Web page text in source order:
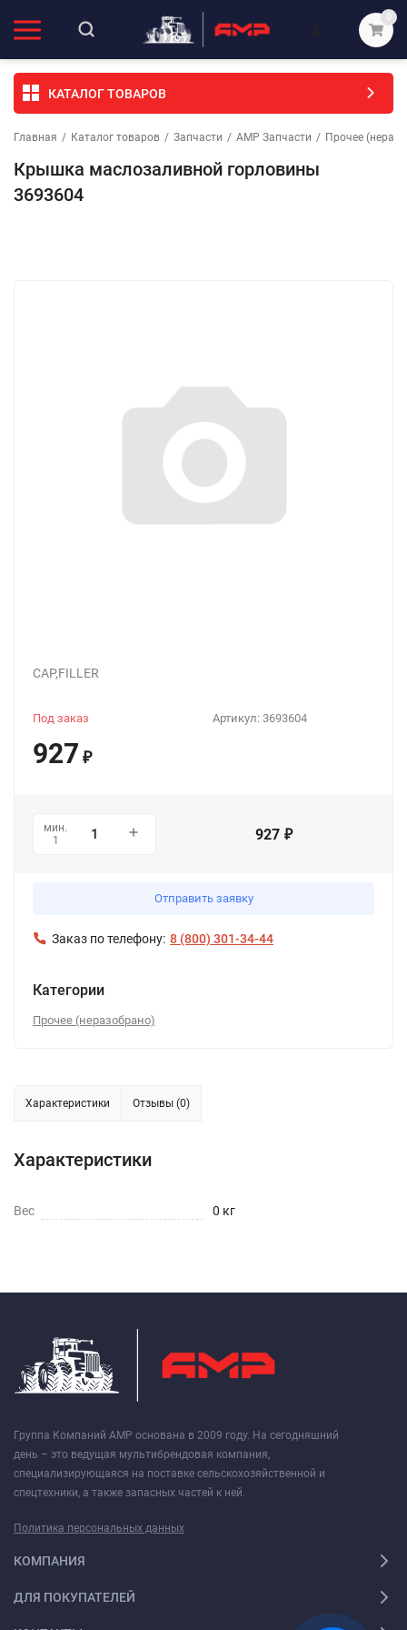
0
КАТАЛОГ ТОВАРОВ
Главная / Каталог товаров / Запчасти / АМР Запчасти / Прочее
Крышка маслозаливной горловины
3693604
CAP,FILLER
Артикул: 3693604
Под заказ
927 ₽
мин.
1
927 ₽
Отправить заявку
Заказ по телефону: 8 (800) 301-34-44
Категории
Прочее (неразобрано)
Характеристики Отзывы (0)
Характеристики
Вес 0 кг
Группа Компаний АМР основана в 2009 году. На сегодняшний
день – это ведущая мультибрендовая компания,
специализирующаяся на поставке сельскохозяйственной и
спецтехники, а также запасных частей к ней.
Политика персональных данных
КОМПАНИЯ
ДЛЯ ПОКУПАТЕЛЕЙ